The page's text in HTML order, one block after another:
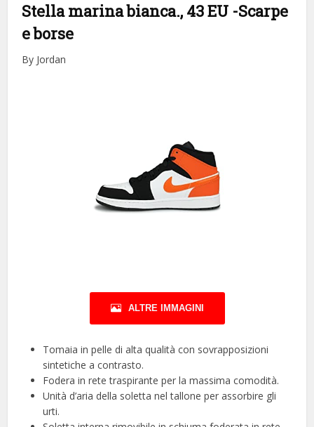
Stella marina bianca., 43 EU -Scarpe
e borse
By Jordan
ALTRE IMMAGINI
Tomaia in pelle di alta qualità con sovrapposizioni
sintetiche a contrasto.
Fodera in rete traspirante per la massima comodità.
Unità d’aria della soletta nel tallone per assorbire gli
urti.